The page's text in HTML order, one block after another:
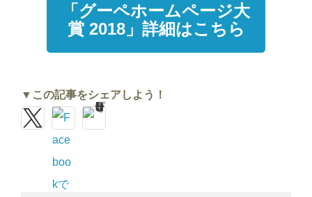
「グーペホームページ大
賞 2018」詳細はこちら
▼この記事をシェアしよう！